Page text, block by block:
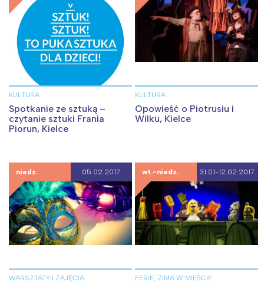
KULTURA
Spotkanie ze sztuką –
czytanie sztuki Frania
Piorun, Kielce
KULTURA
Opowieść o Piotrusiu i
Wilku, Kielce
niedz. 05.02.2017
WARSZTATY I ZAJĘCIA
wt.-niedz. 31.01-12.02.2017
FERIE, ZIMA W MIEŚCIE